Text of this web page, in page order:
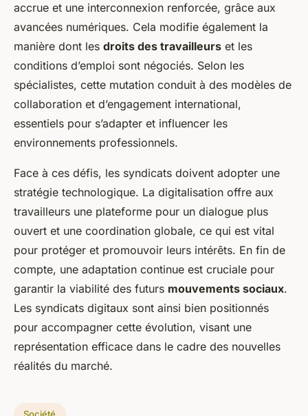
accrue et une interconnexion renforcée, grâce aux
avancées numériques. Cela modifie également la
manière dont les droits des travailleurs et les
conditions d’emploi sont négociés. Selon les
spécialistes, cette mutation conduit à des modèles de
collaboration et d’engagement international,
essentiels pour s’adapter et influencer les
environnements professionnels.
Face à ces défis, les syndicats doivent adopter une
stratégie technologique. La digitalisation offre aux
travailleurs une plateforme pour un dialogue plus
ouvert et une coordination globale, ce qui est vital
pour protéger et promouvoir leurs intérêts. En fin de
compte, une adaptation continue est cruciale pour
garantir la viabilité des futurs mouvements sociaux.
Les syndicats digitaux sont ainsi bien positionnés
pour accompagner cette évolution, visant une
représentation efficace dans le cadre des nouvelles
réalités du marché.